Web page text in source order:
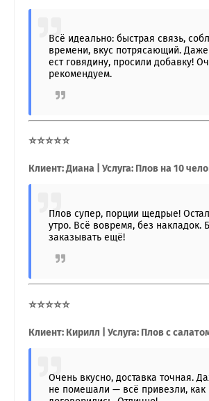
Всё идеально: быстрая связь,
времени, вкус потрясающий. Даже
ест говядину, просили добавку!
рекомендуем.
⭐⭐⭐⭐⭐
Клиент: Диана | Услуга: Плов на 10
Плов супер, порции щедрые!
утро. Всё вовремя, без накладок.
заказывать ещё!
⭐⭐⭐⭐⭐
Клиент: Кирилл | Услуга: Плов с
Очень вкусно, доставка точная.
не помешали — всё привезли, как